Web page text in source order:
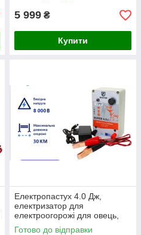
5 999 ₴
Купити
Електропастух 4.0 Дж,
електризатор для
електроогорожі для овець,
собак, коней
Готово до відправки